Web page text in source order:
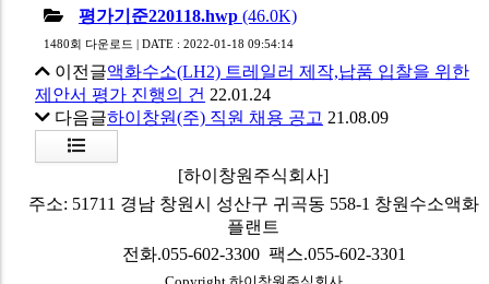
평가기준220118.hwp (46.0K)
1480회 다운로드 | DATE : 2022-01-18 09:54:14
이전글액화수소(LH2) 트레일러 제작,납품 입찰을 위한
제안서 평가 진행의 건 22.01.24
다음글하이창원(주) 직원 채용 공고 21.08.09
목
[하이창원주식회사]
주소: 51711 경남 창원시 성산구 귀곡동 558-1 창원수소액화
플랜트
전화.055-602-3300 팩스.055-602-3301